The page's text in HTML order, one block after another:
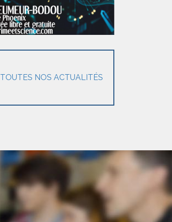
TOUTES NOS ACTUALITÉS